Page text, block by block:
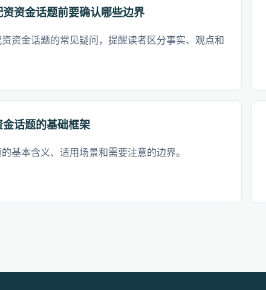
资金话题前要确认哪些边界
资金话题的常见疑问，提醒读者区分事实、观点和
话题的基础框架
基本含义、适用场景和需要注意的边界。